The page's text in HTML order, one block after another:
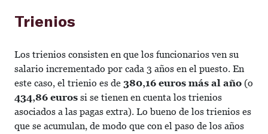
Trienios
Los trienios consisten en que los funcionarios ven su
salario incrementado por cada 3 años en el puesto. En
este caso, el trienio es de 380,16 euros más al año (o
434,86 euros si se tienen en cuenta los trienios
asociados a las pagas extra). Lo bueno de los trienios es
que se acumulan, de modo que con el paso de los años